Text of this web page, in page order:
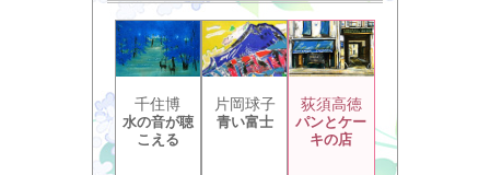
千住博
水の音が聴
こえる
片岡球子
青い富士
荻須高徳
パンとケー
キの店